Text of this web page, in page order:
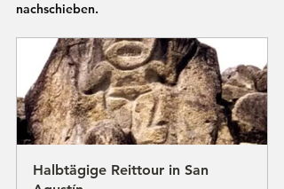
nachschieben.
Halbtägige Reittour in San